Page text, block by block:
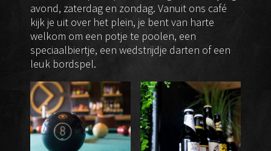
avond, zaterdag en zondag. Vanuit ons café
kijk je uit over het plein, je bent van harte
welkom om een potje te poolen, een
speciaalbiertje, een wedstrijdje darten of een
leuk bordspel.